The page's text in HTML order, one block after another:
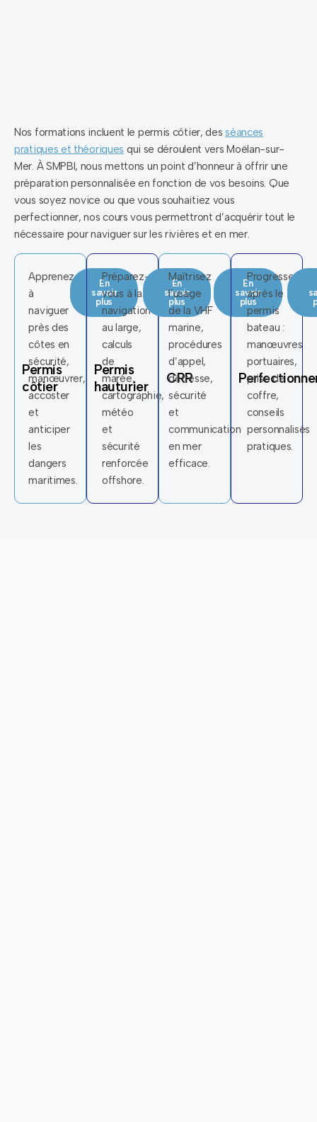
Nos formations incluent le permis côtier, des séances
pratiques et théoriques qui se déroulent vers Moëlan-sur-
Mer. À SMPBI, nous mettons un point d’honneur à offrir une
préparation personnalisée en fonction de vos besoins. Que
vous soyez novice ou que vous souhaitiez vous
perfectionner, nos cours vous permettront d’acquérir tout le
nécessaire pour naviguer sur les rivières et en mer.
Permis
côtier
Apprenez
à
naviguer
près des
côtes en
sécurité,
manœuvrer,
accoster
et
anticiper
les
dangers
maritimes.
En
savoir
plus
Permis
hauturier
Préparez-
vous à la
navigation
au large,
calculs
de
marée,
cartographie,
météo
et
sécurité
renforcée
offshore.
En
savoir
plus
CRR
Maîtrisez
l’usage
de la VHF
marine,
procédures
d’appel,
détresse,
sécurité
et
communication
en mer
efficace.
En
savoir
plus
Progressez
après le
permis
bateau :
manœuvres
portuaires,
prise de
coffre,
conseils
personnalisés
pratiques.